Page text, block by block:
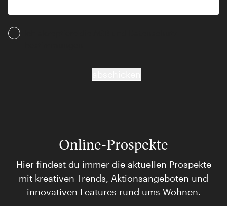
Online-Prospekte
Hier findest du immer die aktuellen Prospekte
mit kreativen Trends, Aktionsangeboten und
innovativen Features rund ums Wohnen.